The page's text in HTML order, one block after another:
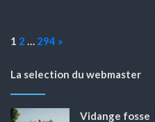
Page:
1 2 … 294 Next
»
La selection du webmaster
Vidange fosse